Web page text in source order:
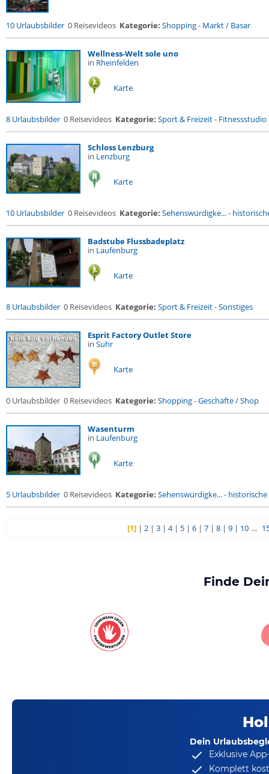
10 Urlaubsbilder 0 Reisevideos Kategorie: Shopping- Markt / Basar
Wellness-Welt sole uno
in Rheinfelden
Karte
8 Urlaubsbilder 0 Reisevideos Kategorie: Sport & Freizeit- Fitnessstudio
Schloss Lenzburg
in Lenzburg
Karte
10 Urlaubsbilder 0 Reisevideos Kategorie: Sehenswürdigke...-
Badstube Flussbadeplatz
in Laufenburg
Karte
8 Urlaubsbilder 0 Reisevideos Kategorie: Sport & Freizeit-Sonstiges
Esprit Factory Outlet Store
in Suhr
Karte
0 Urlaubsbilder 0 Reisevideos Kategorie: Shopping-Geschäfte / Shop
Wasenturm
in Laufenburg
Karte
5 Urlaubsbilder 0 Reisevideos Kategorie: Sehenswürdigke...- historische
[1]| 2| 3| 4| 5| 6| 7| 8| 9| 10 ...
Finde
Dein
Exklusive
Komplett